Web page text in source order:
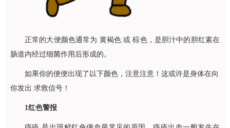
正常的大便颜色通常为 黄褐色 或 棕色，是胆汁中的胆红素在
肠道内经过细菌作用后形成的。
如果你的便便出现了以下颜色，注意注意！这或许是身体在向
你发出 求救信号！
1 红色警报